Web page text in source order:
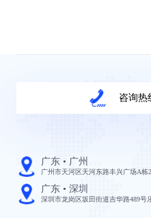
咨询热
广东 • 广州
广州市天河区天河东路丰兴广场A栋
广东 • 深圳
深圳市龙岗区坂田街道吉华路489号